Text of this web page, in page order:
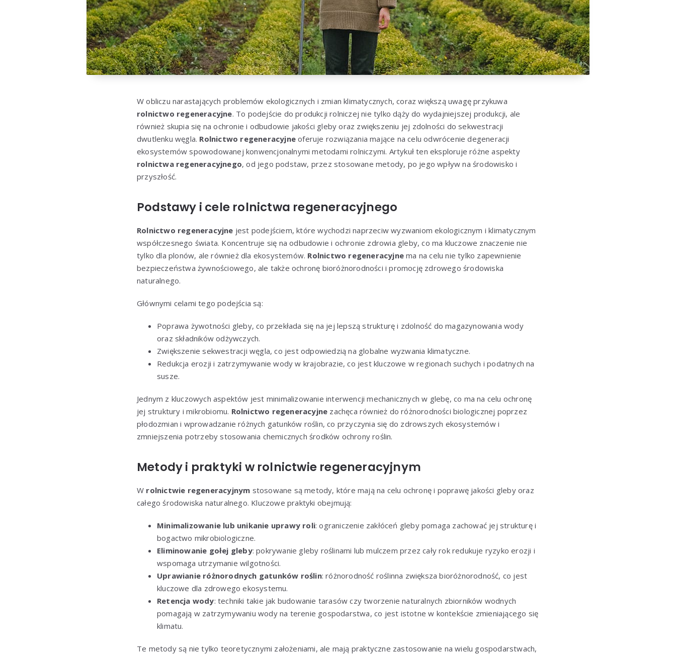
W obliczu narastających problemów ekologicznych i zmian klimatycznych, coraz większą uwagę przykuwa
rolnictwo regeneracyjne. To podejście do produkcji rolniczej nie tylko dąży do wydajniejszej produkcji, ale
również skupia się na ochronie i odbudowie jakości gleby oraz zwiększeniu jej zdolności do sekwestracji
dwutlenku węgla. Rolnictwo regeneracyjne oferuje rozwiązania mające na celu odwrócenie degeneracji
ekosystemów spowodowanej konwencjonalnymi metodami rolniczymi. Artykuł ten eksploruje różne aspekty
rolnictwa regeneracyjnego, od jego podstaw, przez stosowane metody, po jego wpływ na środowisko i
przyszłość.
Podstawy i cele rolnictwa regeneracyjnego
Rolnictwo regeneracyjne jest podejściem, które wychodzi naprzeciw wyzwaniom ekologicznym i klimatycznym
współczesnego świata. Koncentruje się na odbudowie i ochronie zdrowia gleby, co ma kluczowe znaczenie nie
tylko dla plonów, ale również dla ekosystemów. Rolnictwo regeneracyjne ma na celu nie tylko zapewnienie
bezpieczeństwa żywnościowego, ale także ochronę bioróżnorodności i promocję zdrowego środowiska
naturalnego.
Głównymi celami tego podejścia są:
Poprawa żywotności gleby, co przekłada się na jej lepszą strukturę i zdolność do magazynowania wody
oraz składników odżywczych.
Zwiększenie sekwestracji węgla, co jest odpowiedzią na globalne wyzwania klimatyczne.
Redukcja erozji i zatrzymywanie wody w krajobrazie, co jest kluczowe w regionach suchych i podatnych na
susze.
Jednym z kluczowych aspektów jest minimalizowanie interwencji mechanicznych w glebę, co ma na celu ochronę
jej struktury i mikrobiomu. Rolnictwo regeneracyjne zachęca również do różnorodności biologicznej poprzez
płodozmian i wprowadzanie różnych gatunków roślin, co przyczynia się do zdrowszych ekosystemów i
zmniejszenia potrzeby stosowania chemicznych środków ochrony roślin.
Metody i praktyki w rolnictwie regeneracyjnym
W rolnictwie regeneracyjnym stosowane są metody, które mają na celu ochronę i poprawę jakości gleby oraz
całego środowiska naturalnego. Kluczowe praktyki obejmują:
Minimalizowanie lub unikanie uprawy roli: ograniczenie zakłóceń gleby pomaga zachować jej strukturę i
bogactwo mikrobiologiczne.
Eliminowanie gołej gleby: pokrywanie gleby roślinami lub mulczem przez cały rok redukuje ryzyko erozji i
wspomaga utrzymanie wilgotności.
Uprawianie różnorodnych gatunków roślin: różnorodność roślinna zwiększa bioróżnorodność, co jest
kluczowe dla zdrowego ekosystemu.
Retencja wody: techniki takie jak budowanie tarasów czy tworzenie naturalnych zbiorników wodnych
pomagają w zatrzymywaniu wody na terenie gospodarstwa, co jest istotne w kontekście zmieniającego się
klimatu.
Te metody są nie tylko teoretycznymi założeniami, ale mają praktyczne zastosowanie na wielu gospodarstwach,